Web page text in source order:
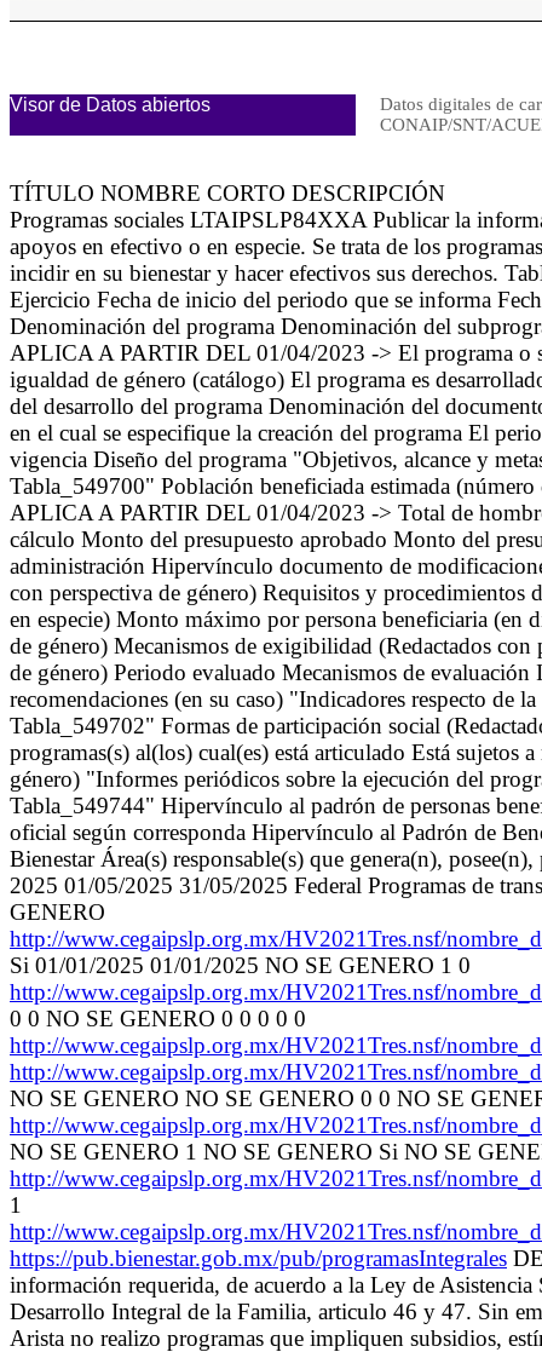
Visor de Datos abiertos
Datos digitales de
CONAIP/SNT/
TÍTULO NOMBRE CORTO DESCRIPCIÓN
Programas sociales LTAIPSLP84XXA Publicar la
apoyos en efectivo o en especie. Se trata de los
incidir en su bienestar y hacer efectivos sus derechos.
Ejercicio Fecha de inicio del periodo que se informa
Denominación del programa Denominación del
APLICA A PARTIR DEL 01/04/2023 -> El programa o
igualdad de género (catálogo) El programa es
del desarrollo del programa Denominación del
en el cual se especifique la creación del programa El
vigencia Diseño del programa "Objetivos, alcance y
Tabla_549700" Población beneficiada estimada
APLICA A PARTIR DEL 01/04/2023 -> Total de
cálculo Monto del presupuesto aprobado Monto del
administración Hipervínculo documento de
con perspectiva de género) Requisitos y procedimientos
en especie) Monto máximo por persona beneficiaria (en
de género) Mecanismos de exigibilidad (Redactados con
de género) Periodo evaluado Mecanismos de
recomendaciones (en su caso) "Indicadores respecto de
Tabla_549702" Formas de participación social
programas(s) al(los) cual(es) está articulado Está sujetos
género) "Informes periódicos sobre la ejecución del
Tabla_549744" Hipervínculo al padrón de personas
oficial según corresponda Hipervínculo al Padrón de
Bienestar Área(s) responsable(s) que genera(n),
2025 01/05/2025 31/05/2025 Federal Programas de
GENERO
http://www.cegaipslp.org.mx/HV2021Tres.nsf/
Si 01/01/2025 01/01/2025 NO SE GENERO 1 0
http://www.cegaipslp.org.mx/HV2021Tres.nsf/
0 0 NO SE GENERO 0 0 0 0 0
http://www.cegaipslp.org.mx/HV2021Tres.nsf/
http://www.cegaipslp.org.mx/HV2021Tres.nsf/
NO SE GENERO NO SE GENERO 0 0 NO SE
http://www.cegaipslp.org.mx/HV2021Tres.nsf/
NO SE GENERO 1 NO SE GENERO Si NO SE
http://www.cegaipslp.org.mx/HV2021Tres.nsf/
1
http://www.cegaipslp.org.mx/HV2021Tres.nsf/
https://pub.bienestar.gob.mx/pub/programasIntegrales
información requerida, de acuerdo a la Ley de
Desarrollo Integral de la Familia, articulo 46 y 47. Sin
Arista no realizo programas que impliquen subsidios,